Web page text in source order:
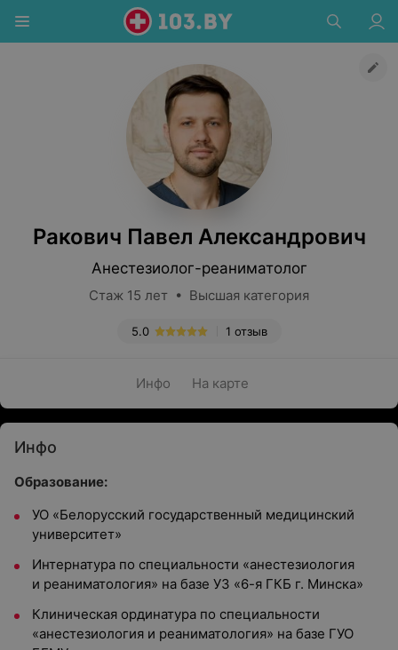
Ракович Павел Александрович
Анестезиолог-реаниматолог
Стаж 15 лет • Высшая категория
1 отзыв
5.0
Инфо На карте
Инфо
Образование:
УО «Белорусский государственный медицинский
университет»
Интернатура по специальности «анестезиология
и реаниматология» на базе УЗ «6-я ГКБ г. Минска»
Клиническая ординатура по специальности
«анестезиология и реаниматология» на базе ГУО